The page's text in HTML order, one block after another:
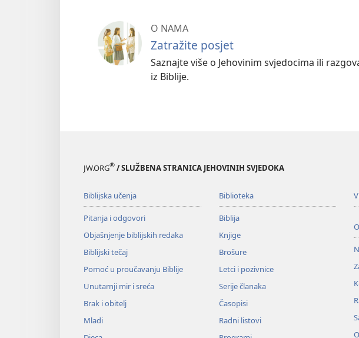
O NAMA
Zatražite posjet
Saznajte više o Jehovinim svjedocima ili
iz Biblije.
JW.ORG® / SLUŽBENA STRANICA JEHOVINIH SVJEDOKA
Biblijska učenja
Pitanja i odgovori
Objašnjenje biblijskih redaka
Biblijski tečaj
Pomoć u proučavanju Biblije
Unutarnji mir i sreća
Brak i obitelj
Mladi
Biblioteka
Biblija
Knjige
Brošure
Letci i pozivnice
Serije članaka
Časopisi
Radni listovi